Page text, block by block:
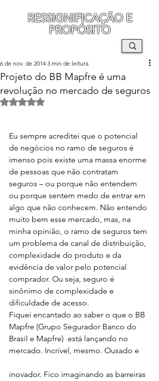
RESSIGNIFICAÇÃO E
PROPÓSITO
Projeto do BB Mapfre é uma
revolução no mercado de seguros
6 de nov. de 2014 3 min de leitura
Avaliado com NaN de 5 estrelas.
Eu sempre acreditei que o potencial
de negócios no ramo de seguros é
imenso pois existe uma massa enorme
de pessoas que não contratam
seguros – ou porque não entendem
ou porque sentem medo de entrar em
algo que não conhecem. Não entendo
muito bem esse mercado, mas, na
minha opinião, o ramo de seguros tem
um problema de canal de distribuição,
complexidade do produto e da
evidência de valor pelo potencial
comprador. Ou seja, seguro é
sinônimo de complexidade e
dificuldade de acesso.
Fiquei encantado ao saber o que o BB
Mapfre (Grupo Segurador Banco do
Brasil e Mapfre)  está lançando no
mercado. Incrível, mesmo. Ousado e
inovador. Fico imaginando as barreiras